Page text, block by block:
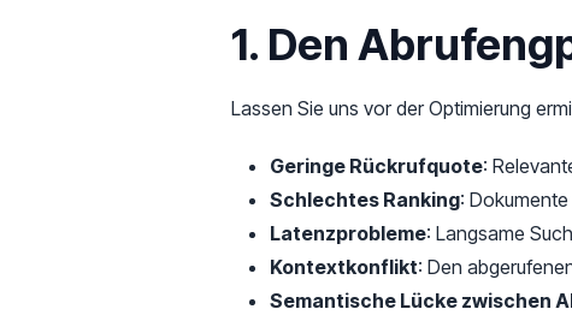
1. Den
Lassen Sie uns vor der Optimierung
Geringe Rückrufquote:
Schlechtes Ranking:
Latenzprobleme: Langsame
Kontextkonflikt: Den
Semantische Lücke zwischen